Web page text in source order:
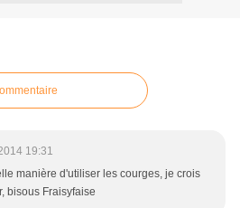
19:31
manière d'utiliser les courges, je crois
bisous Fraisyfaise